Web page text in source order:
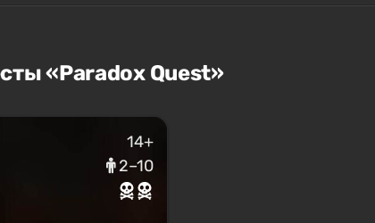
«Paradox Quest»
14+
2–10